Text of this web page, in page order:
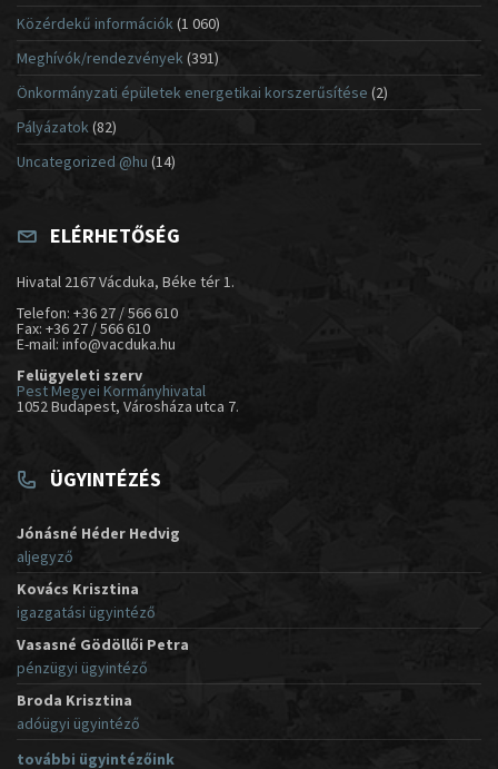
Közérdekű információk(1 060)
Meghívók/rendezvények (391)
Önkormányzati épületek energetikai korszerűsítése (2)
Pályázatok (82)
Uncategorized @hu (14)
ELÉRHETŐSÉG
Hivatal 2167 Vácduka, Béke tér 1.
Telefon: +36 27 / 566 610
Fax: +36 27 / 566 610
E-mail: info@vacduka.hu
Felügyeleti szerv
Pest Megyei Kormányhivatal
1052 Budapest, Városháza utca 7.
ÜGYINTÉZÉS
Jónásné Héder Hedvig
aljegyző
Kovács Krisztina
igazgatási ügyintéző
Vasasné Gödöllői Petra
pénzügyi ügyintéző
Broda Krisztina
adóügyi ügyintéző
további ügyintézőink